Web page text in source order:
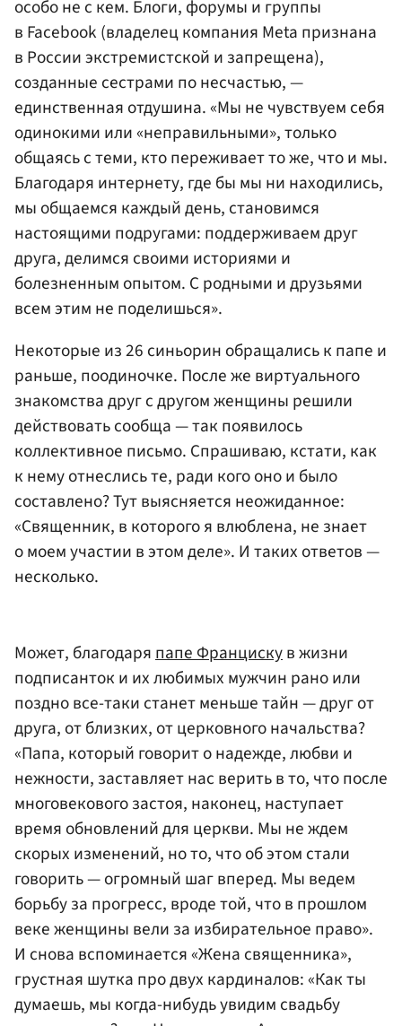
особо не с кем. Блоги, форумы и группы
в Facebook (владелец компания Meta признана
в России экстремистской и запрещена),
созданные сестрами по несчастью, —
единственная отдушина. «Мы не чувствуем себя
одинокими или «неправильными», только
общаясь с теми, кто переживает то же, что и мы.
Благодаря интернету, где бы мы ни находились,
мы общаемся каждый день, становимся
настоящими подругами: поддерживаем друг
друга, делимся своими историями и
болезненным опытом. С родными и друзьями
всем этим не поделишься».
Некоторые из 26 синьорин обращались к папе и
раньше, поодиночке. После же виртуального
знакомства друг с другом женщины решили
действовать сообща — так появилось
коллективное письмо. Спрашиваю, кстати, как
к нему отнеслись те, ради кого оно и было
составлено? Тут выясняется неожиданное:
«Священник, в которого я влюблена, не знает
о моем участии в этом деле». И таких ответов —
несколько.
Может, благодаряпапе Францискув жизни
подписанток и их любимых мужчин рано или
поздно все-таки станет меньше тайн — друг от
друга, от близких, от церковного начальства?
«Папа, который говорит о надежде, любви и
нежности, заставляет нас верить в то, что после
многовекового застоя, наконец, наступает
время обновлений для церкви. Мы не ждем
скорых изменений, но то, что об этом стали
говорить — огромный шаг вперед. Мы ведем
борьбу за прогресс, вроде той, что в прошлом
веке женщины вели за избирательное право».
И снова вспоминается «Жена священника»,
грустная шутка про двух кардиналов: «Как ты
думаешь, мы когда-нибудь увидим свадьбу